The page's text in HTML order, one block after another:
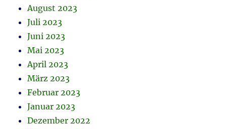
August 2023
Juli 2023
Juni 2023
Mai 2023
April 2023
März 2023
Februar 2023
Januar 2023
Dezember 2022